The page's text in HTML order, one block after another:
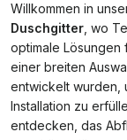
Willkommen in
Duschgitter , wo
optimale Lösungen
einer breiten
entwickelt wurden,
Installation zu
entdecken, das